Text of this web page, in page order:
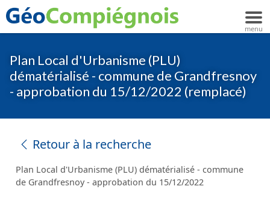
Plan Local d'Urbanisme (PLU)
dématérialisé - commune de Grandfresnoy
- approbation du 15/12/2022 (remplacé)
Retour à la recherche
Plan Local d'Urbanisme (PLU) dématérialisé - commune
de Grandfresnoy - approbation du 15/12/2022